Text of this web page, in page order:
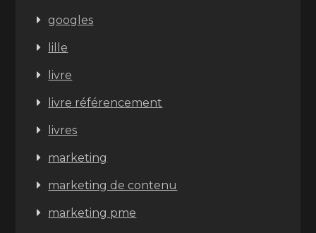
googles
lille
livre
livre référencement
livres
marketing
marketing de contenu
marketing pme